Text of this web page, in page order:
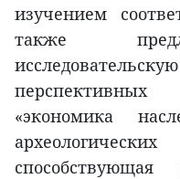
изучением
также
«экономика
способствующая